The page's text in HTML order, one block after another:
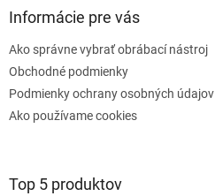
Informácie pre vás
Ako správne vybrať obrábací nástroj
Obchodné podmienky
Podmienky ochrany osobných údajov
Ako používame cookies
Top 5 produktov